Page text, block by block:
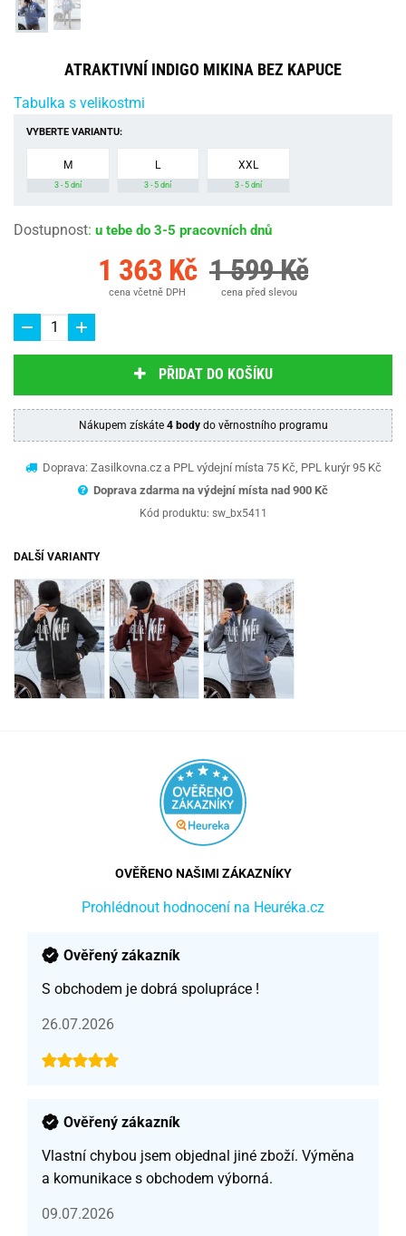
ATRAKTIVNÍ INDIGO MIKINA BEZ KAPUCE
Tabulka s velikostmi
VYBERTE VARIANTU:
M
3 - 5 dní
L
3 - 5 dní
XXL
3 - 5 dní
Dostupnost: u tebe do 3-5 pracovních dnů
1 363 Kč
cena včetně DPH
1 599 Kč
cena před slevou
PŘIDAT DO KOŠÍKU
Nákupem získáte 4 bodydo věrnostního programu
Doprava: Zasilkovna.cz a PPL výdejní místa 75 Kč, PPL kurýr 95 Kč
Doprava zdarma na výdejní místa nad 900 Kč
Kód produktu: sw_bx5411
DALŠÍ VARIANTY
OVĚŘENO NAŠIMI ZÁKAZNÍKY
Prohlédnout hodnocení na Heuréka.cz
Ověřený zákazník
S obchodem je dobrá spolupráce !
26.07.2026
Ověřený zákazník
Vlastní chybou jsem objednal jiné zboží. Výměna
a komunikace s obchodem výborná.
09.07.2026